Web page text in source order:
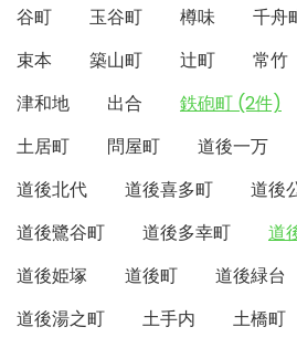
谷町
玉谷町 樽味 千舟
束本
築山町 辻町 常竹
津和地
出合 鉄砲町 (2件)
土居町
問屋町 道後一万
道後北代
道後喜多町
道後
道後鷺谷町
道後多幸町
道
道後姫塚
道後町 道後緑台
道後湯之町
土手内 土橋町